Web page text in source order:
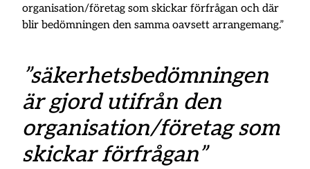
organisation/företag som skickar förfrågan och där
blir bedömningen den samma oavsett arrangemang.”
”säkerhetsbedömningen
är gjord utifrån den
organisation/företag som
skickar förfrågan”